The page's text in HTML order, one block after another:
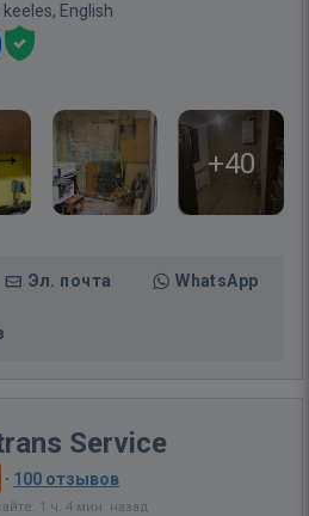
keeles, English
+40
Эл. почта WhatsApp
Service
· 100 отзывов
1 ч. 4 мин. назад